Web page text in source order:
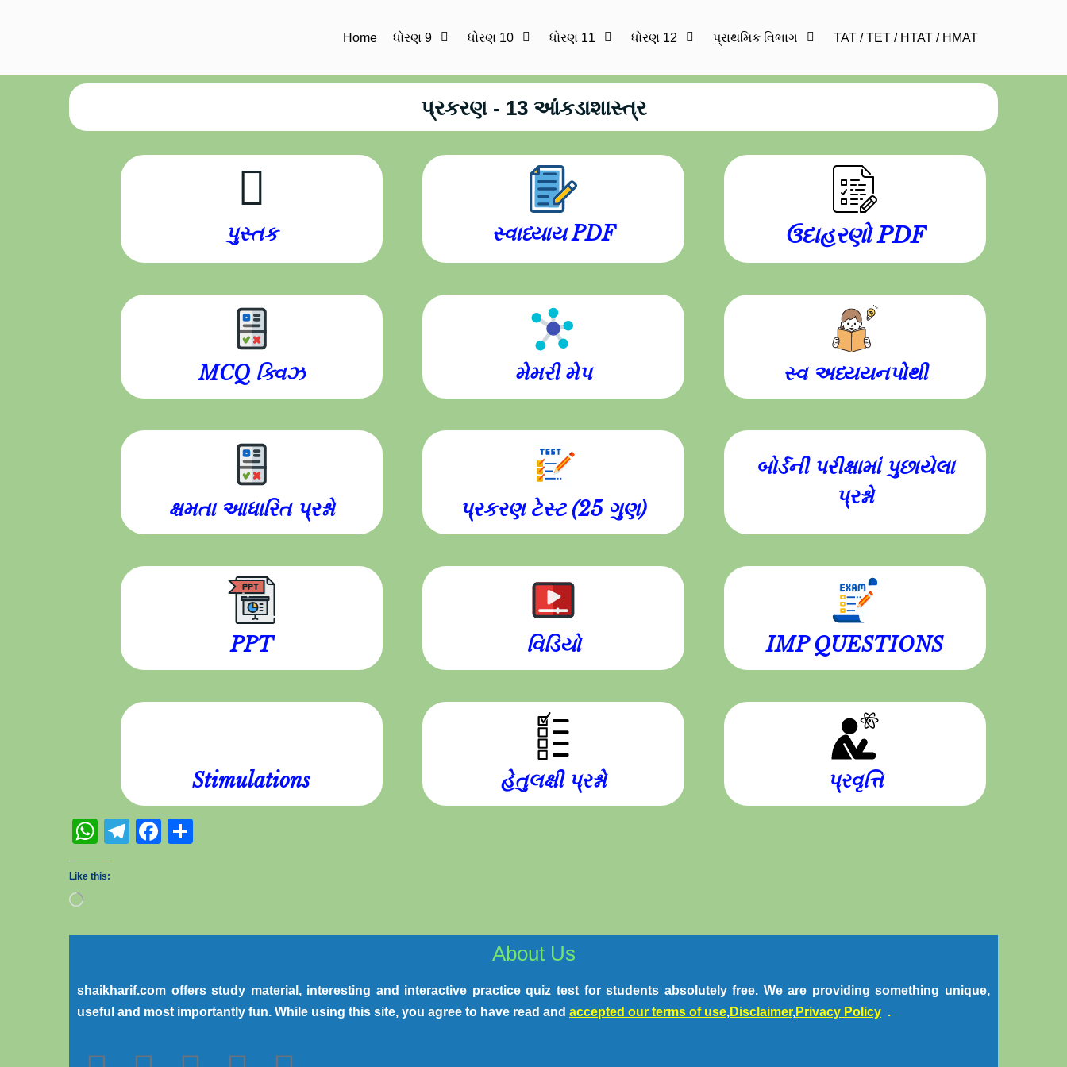
Home ધોરણ 9 ધોરણ 10 ધોરણ 11 ધોરણ 12 પ્રાથમિક વિભાગ TAT / TET / HTAT / HMAT
પ્રકરણ - 13 આંકડાશાસ્ત્ર
પુસ્તક સ્વાધ્યાય PDF ઉદાહરણો PDF
MCQ ક્વિઝ મેમરી મેપ સ્વ અધ્યયનપોથી
ક્ષમતા આધારિત પ્રશ્નો પ્રકરણ ટેસ્ટ (25 ગુણ)
બોર્ડની પરીક્ષામાં પુછાયેલા
પ્રશ્નો
PPT વિડિયો IMP QUESTIONS
Stimulations હેતુલક્ષી પ્રશ્નો પ્રવૃત્તિ
WhatsApp
Telegram
Facebook
Like this:
About Us
shaikharif.com offers study material, interesting and interactive practice quiz test for students absolutely free. We are providing something unique,
useful and most importantly fun. While using this site, you agree to have read and accepted our terms of use,Disclaimer,Privacy Policy .